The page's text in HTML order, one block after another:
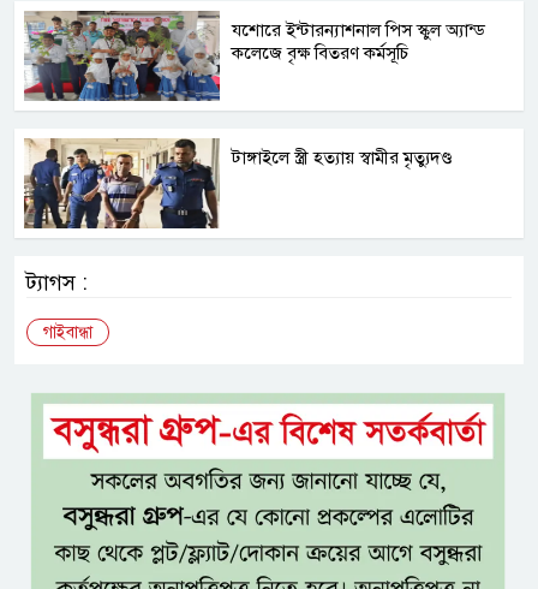
যশোরে ইন্টারন্যাশনাল পিস স্কুল অ্যান্ড
কলেজে বৃক্ষ বিতরণ কর্মসূচি
টাঙ্গাইলে স্ত্রী হত্যায় স্বামীর মৃত্যুদণ্ড
ট্যাগস :
গাইবান্ধা